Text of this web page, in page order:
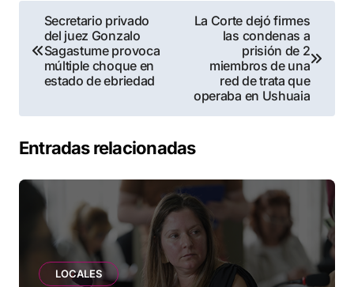
Navegación
de
entradas
Secretario privado
del juez Gonzalo
Sagastume provoca
múltiple choque en
estado de ebriedad
La Corte dejó firmes
las condenas a
prisión de 2
miembros de una
red de trata que
operaba en Ushuaia
Entradas relacionadas
LOCALES